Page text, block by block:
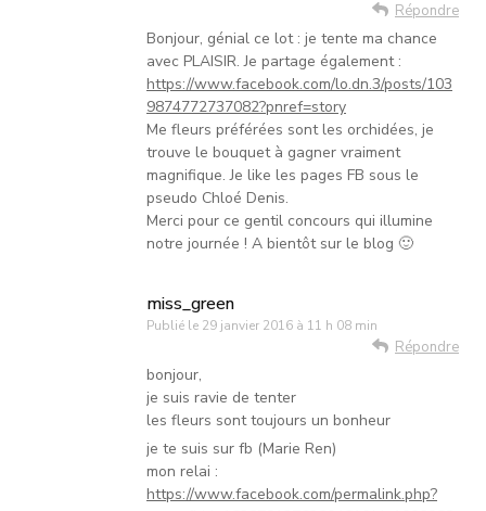
Répondre
Bonjour, génial ce lot : je tente ma chance
avec PLAISIR. Je partage également :
https://www.facebook.com/lo.dn.3/posts/103
9874772737082?pnref=story
Me fleurs préférées sont les orchidées, je
trouve le bouquet à gagner vraiment
magnifique. Je like les pages FB sous le
pseudo Chloé Denis.
Merci pour ce gentil concours qui illumine
notre journée ! A bientôt sur le blog 🙂
miss_green
Publié le 29 janvier 2016 à 11 h 08 min
Répondre
bonjour,
je suis ravie de tenter
les fleurs sont toujours un bonheur
je te suis sur fb (Marie Ren)
mon relai :
https://www.facebook.com/permalink.php?